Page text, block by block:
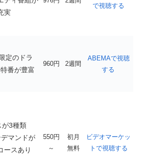
実
で視聴する
定のドラ
番が豊富
960円 2週間
ABEMAで視聴
する
が3種類
マンドが
ースあり
550円
～
初月
無料
ビデオマーケッ
トで視聴する